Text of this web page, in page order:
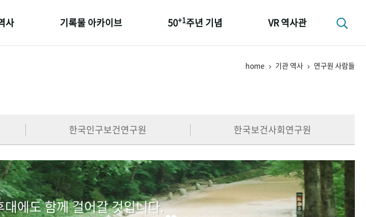
사 기록물 아카이브 50+1주년 기념
세계와 함께 한 KIHASA
VR 역사관
home 기관 역사 연구원 사람들
한국인구보건연구원 한국보건사회연구원
에도 함께 걸어갈 것입니다.